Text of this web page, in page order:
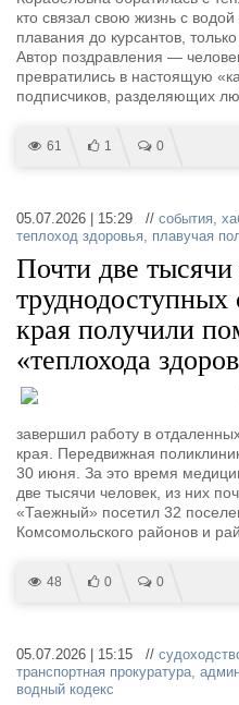
Компании
Репутация
Работа
Крюинг
Реклама
Конференции
Выставки и семинары
Личности
Словарь
кто связал свою жизнь с
плавания до курсантов,
Автор поздравления —
превратились в настоящую
подписчиков, разделяющих
61 1 0
05.07.2026 | 15:29 // события,
теплоход здоровья, плавучая
Почти две
труднодоступных
края получили
«теплохода
завершил работу в
края. Передвижная
30 июня. За это время
две тысячи человек, из них
«Таежный» посетил 32
Комсомольского районов и
48 0 0
05.07.2026 | 15:15 //
транспортная прокуратура,
водный кодекс